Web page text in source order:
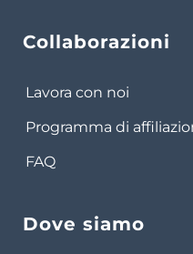
Collaborazioni
Lavora con noi
Programma di
FAQ
Dove siamo